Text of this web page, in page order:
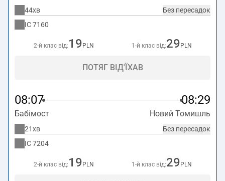
Без пересадок
44хв
IC7160
2-й клас від: 19 PLN 1-й клас від:29 PLN
ПОТЯГ ВІД'ЇХАВ
08:07 08:29
Бабімост Новий Томишль
Без пересадок
21хв
IC7204
2-й клас від: 19 PLN 1-й клас від:29 PLN